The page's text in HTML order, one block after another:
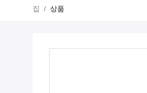
집 / 상품